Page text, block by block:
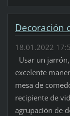
Decoración
18.01.2022
Usar un
excelente
mesa de
recipiente de
agrupación de